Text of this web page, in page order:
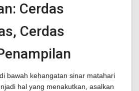
Cerdas
Cerdas
bawah kehangatan sinar matahari
hal yang menakutkan, asalkan